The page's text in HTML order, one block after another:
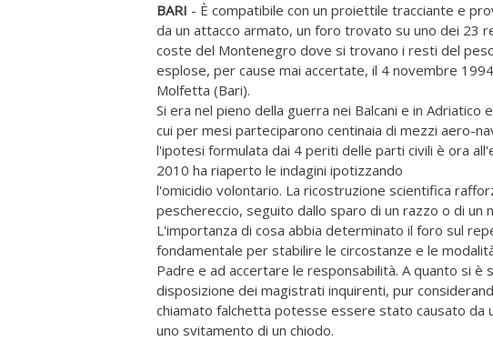
BARI - È compatibile con un proiettile tracciante e
da un attacco armato, un foro trovato su uno dei 23
coste del Montenegro dove si trovano i resti del
esplose, per cause mai accertate, il 4 novembre
Molfetta (Bari).
Si era nel pieno della guerra nei Balcani e in Adriatico
cui per mesi parteciparono centinaia di mezzi aero-
l'ipotesi formulata dai 4 periti delle parti civili è ora
2010 ha riaperto le indagini ipotizzando
l'omicidio volontario. La ricostruzione scientifica
peschereccio, seguito dallo sparo di un razzo o di un
L'importanza di cosa abbia determinato il foro sul
fondamentale per stabilire le circostanze e le
Padre e ad accertare le responsabilità. A quanto si è
disposizione dei magistrati inquirenti, pur
chiamato falchetta potesse essere stato causato da
uno svitamento di un chiodo.